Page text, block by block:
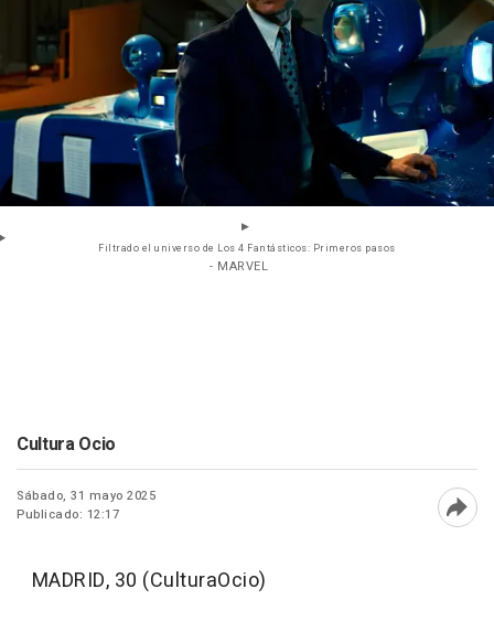
Filtrado el universo de Los 4 Fantásticos: Primeros pasos
- MARVEL
Cultura Ocio
Sábado, 31 mayo 2025
Publicado: 12:17
MADRID, 30 (CulturaOcio)